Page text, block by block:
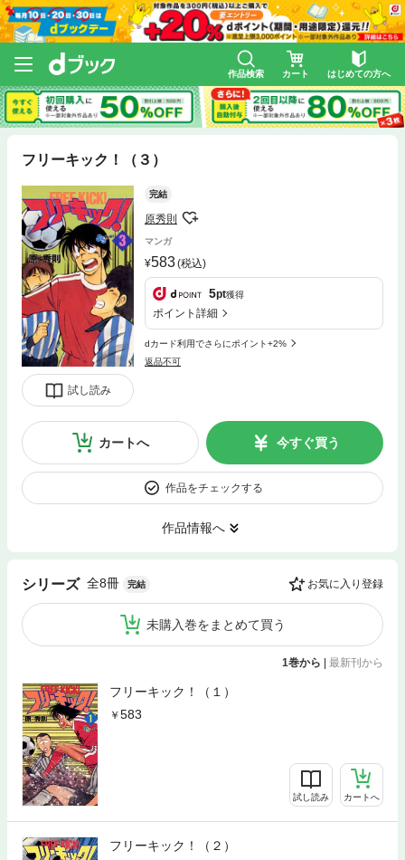
作品検索 カート はじめての方へ
フリーキック！（３）
試し読み
完結
原秀則
マンガ
583(税込)
5pt獲得
ポイント詳細
dカード利用でさらにポイント+2%
返品不可
カートへ 今すぐ買う
作品をチェックする
作品情報へ
シリーズ 全8冊 完結 お気に入り登録
未購入巻をまとめて買う
1巻から 最新刊から
フリーキック！（１）
583
試し読み カートへ
フリーキック！（２）